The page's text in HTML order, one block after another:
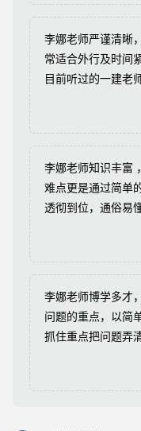
李娜老师严谨清晰
常适合外行及时间
目前听过的一建老
李娜老师知识丰富
难点更是通过简单
透彻到位，通俗易
李娜老师博学多才
问题的重点，以简
抓住重点把问题弄